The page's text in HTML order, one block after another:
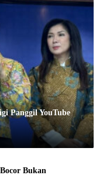
Panggil YouTube
Bukan